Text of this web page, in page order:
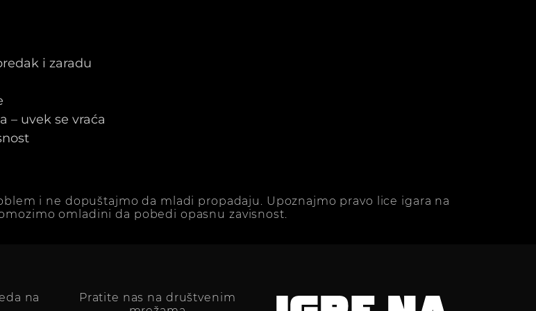
i zaradu
– uvek se vraća
i ne dopuštajmo da mladi propadaju. Upoznajmo pravo lice igara na
omladini da pobedi opasnu zavisnost.
na
Pratite nas na društvenim